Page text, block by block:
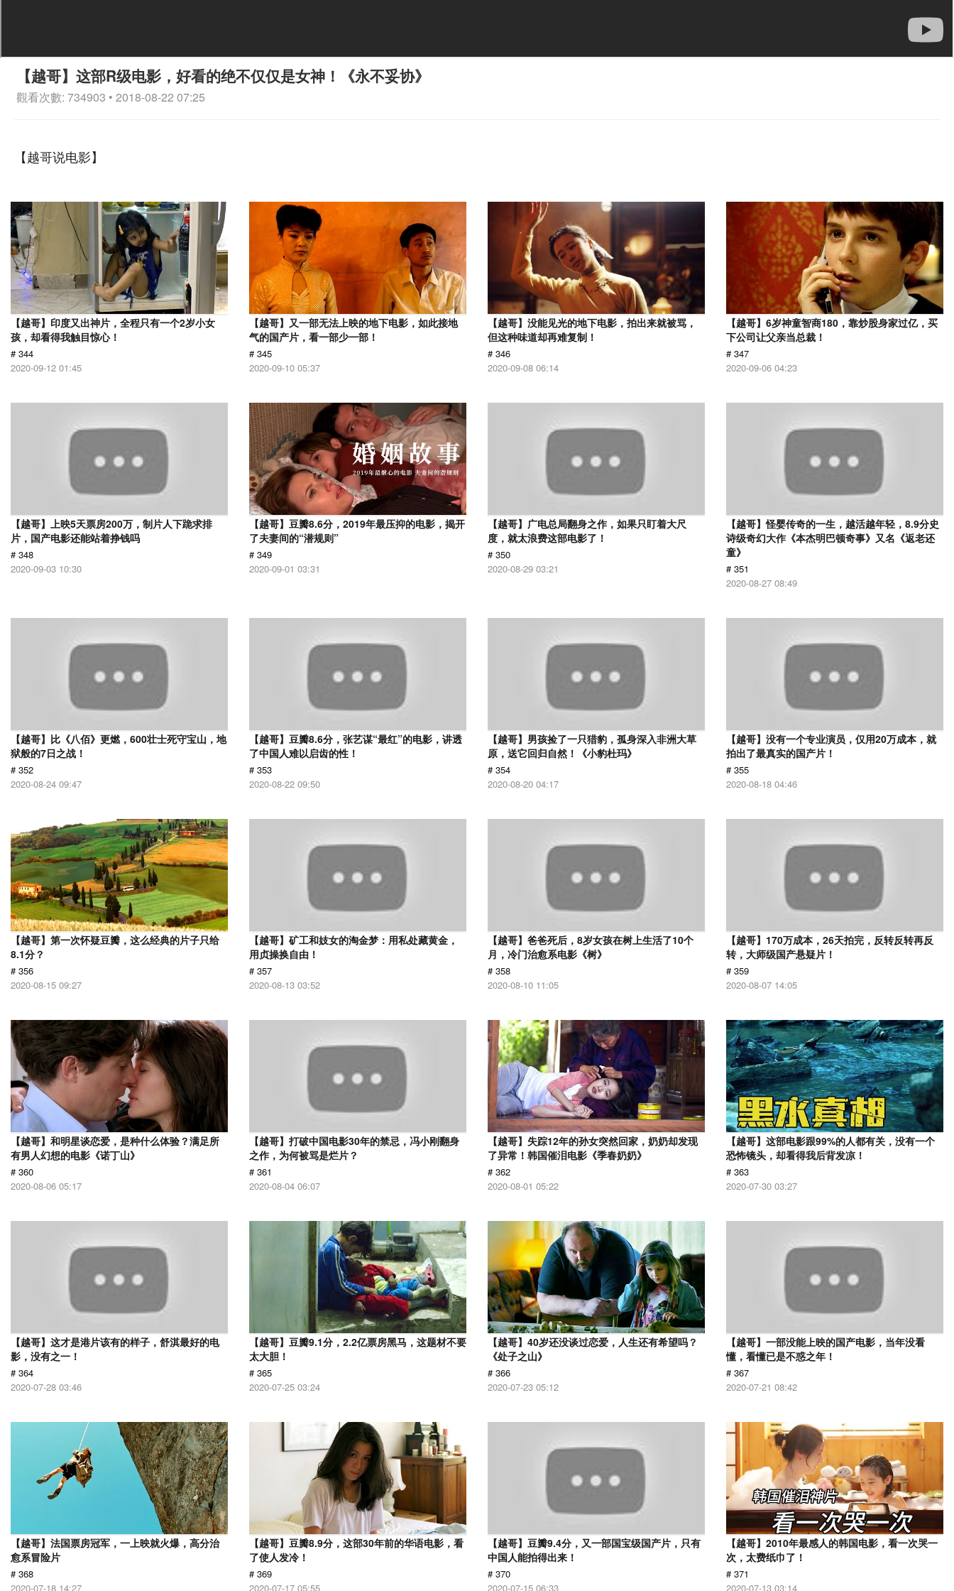
【越哥】这部R级电影，好看的绝不仅仅是女神！《永不妥协》
觀看次數: 734903 • 2018-08-22 07:25
【越哥说电影】
【越哥】印度又出神片，全程只有一个2岁小女
孩，却看得我触目惊心！
# 344
2020-09-12 01:45
【越哥】又一部无法上映的地下电影，如此接地
气的国产片，看一部少一部！
# 345
2020-09-10 05:37
【越哥】没能见光的地下电影，拍出来就被骂，
但这种味道却再难复制！
# 346
2020-09-08 06:14
【越哥】6岁神童智商180，靠炒股身家过亿，买
下公司让父亲当总裁！
# 347
2020-09-06 04:23
【越哥】上映5天票房200万，制片人下跪求排
片，国产电影还能站着挣钱吗
# 348
2020-09-03 10:30
【越哥】豆瓣8.6分，2019年最压抑的电影，揭开
了夫妻间的“潜规则”
# 349
2020-09-01 03:31
【越哥】广电总局翻身之作，如果只盯着大尺
度，就太浪费这部电影了！
# 350
2020-08-29 03:21
【越哥】怪婴传奇的一生，越活越年轻，8.9分史
诗级奇幻大作《本杰明巴顿奇事》又名《返老还
童》
# 351
2020-08-27 08:49
【越哥】比《八佰》更燃，600壮士死守宝山，地
狱般的7日之战！
# 352
2020-08-24 09:47
【越哥】豆瓣8.6分，张艺谋“最红”的电影，讲透
了中国人难以启齿的性！
# 353
2020-08-22 09:50
【越哥】男孩捡了一只猎豹，孤身深入非洲大草
原，送它回归自然！《小豹杜玛》
# 354
2020-08-20 04:17
【越哥】没有一个专业演员，仅用20万成本，就
拍出了最真实的国产片！
# 355
2020-08-18 04:46
【越哥】第一次怀疑豆瓣，这么经典的片子只给
8.1分？
# 356
2020-08-15 09:27
【越哥】矿工和妓女的淘金梦：用私处藏黄金，
用贞操换自由！
# 357
2020-08-13 03:52
【越哥】爸爸死后，8岁女孩在树上生活了10个
月，冷门治愈系电影《树》
# 358
2020-08-10 11:05
【越哥】170万成本，26天拍完，反转反转再反
转，大师级国产悬疑片！
# 359
2020-08-07 14:05
【越哥】和明星谈恋爱，是种什么体验？满足所
有男人幻想的电影《诺丁山》
# 360
2020-08-06 05:17
【越哥】打破中国电影30年的禁忌，冯小刚翻身
之作，为何被骂是烂片？
# 361
2020-08-04 06:07
【越哥】失踪12年的孙女突然回家，奶奶却发现
了异常！韩国催泪电影《季春奶奶》
# 362
2020-08-01 05:22
【越哥】这部电影跟99%的人都有关，没有一个
恐怖镜头，却看得我后背发凉！
# 363
2020-07-30 03:27
【越哥】这才是港片该有的样子，舒淇最好的电
影，没有之一！
# 364
2020-07-28 03:46
【越哥】豆瓣9.1分，2.2亿票房黑马，这题材不要
太大胆！
# 365
2020-07-25 03:24
【越哥】40岁还没谈过恋爱，人生还有希望吗？
《处子之山》
# 366
2020-07-23 05:12
【越哥】一部没能上映的国产电影，当年没看
懂，看懂已是不惑之年！
# 367
2020-07-21 08:42
【越哥】法国票房冠军，一上映就火爆，高分治
愈系冒险片
# 368
2020-07-18 14:27
【越哥】豆瓣8.9分，这部30年前的华语电影，看
了使人发冷！
# 369
2020-07-17 05:55
【越哥】豆瓣9.4分，又一部国宝级国产片，只有
中国人能拍得出来！
# 370
2020-07-15 06:33
【越哥】2010年最感人的韩国电影，看一次哭一
次，太费纸巾了！
# 371
2020-07-13 03:14